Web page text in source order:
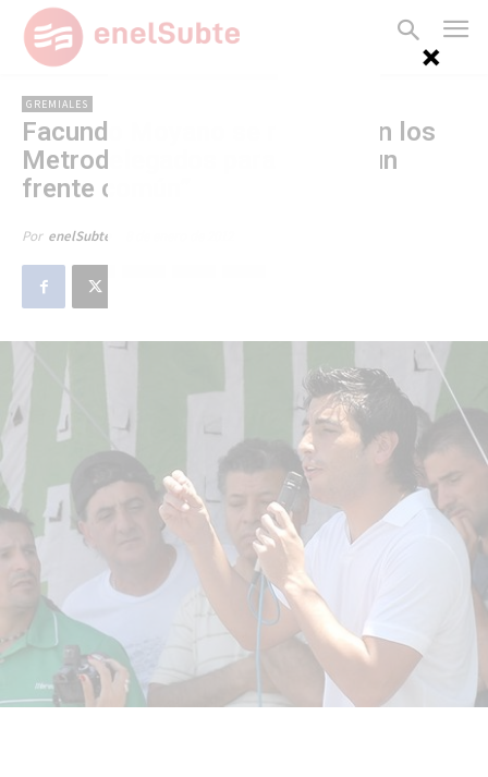
GREMIALES
Facundo Moyano se reunió con los
Metrodelegados para armar “un
frente común”
Por enelSubte